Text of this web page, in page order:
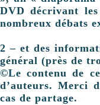
DVD décrivant
nombreux débats
2 – et des
général (près de
©Le contenu de
d’auteurs. Merci
cas de partage.